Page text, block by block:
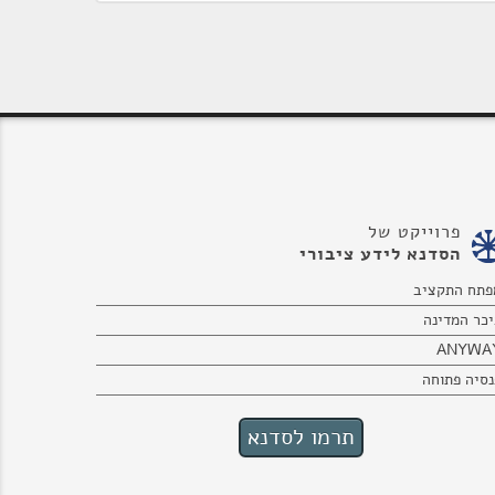
פרוייקט של
הסדנא לידע ציבורי
התקציב
המדינה
פתוחה